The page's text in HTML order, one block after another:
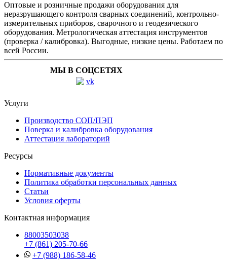
Оптовые и розничные продажи оборудования для
неразрушающего контроля сварных соединений, контрольно-
измерительных приборов, сварочного и геодезического
оборудования. Метрологическая аттестация инструментов
(проверка / калибровка). Выгодные, низкие цены. Работаем по
всей России.
МЫ В СОЦСЕТЯХ
Услуги
Производство СОП/ПЭП
Поверка и калибровка оборудования
Аттестация лабораторий
Ресурсы
Нормативные документы
Политика обработки персональных данных
Статьи
Условия оферты
Контактная информация
88003503038
+7 (861) 205-70-66
+7 (988) 186-58-46